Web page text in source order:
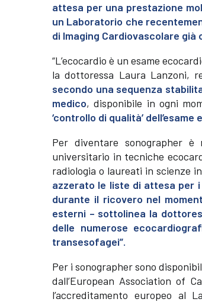
attesa per una prestazione
un Laboratorio che
di Imaging Cardiovascolare già
“L’ecocardio è un esame
la dottoressa Laura Lanzoni,
secondo una sequenza
medico, disponibile in ogni
‘controllo di qualità’
Per diventare sonographer
universitario in tecniche
radiologia o laureati in scienze
azzerato le liste di attesa per i
durante il ricovero nel
esterni – sottolinea la
delle numerose
transesofagei”.
Per i sonographer sono
dall’European Association of
l’accreditamento europeo al